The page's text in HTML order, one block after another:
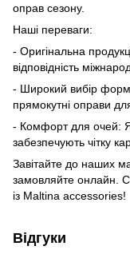
оправ сезону.
Наші переваги:
- Оригінальна
відповідність
- Широкий вибір
прямокутні оправи
- Комфорт для очей:
забезпечують чітку
Завітайте до наших
замовляйте онлайн.
із Maltina accessories!
Відгуки